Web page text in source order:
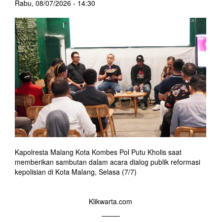
Rabu, 08/07/2026 - 14:30
Kapolresta Malang Kota Kombes Pol Putu Kholis saat
memberikan sambutan dalam acara dialog publik reformasi
kepolisian di Kota Malang, Selasa (7/7)
Klikwarta.com